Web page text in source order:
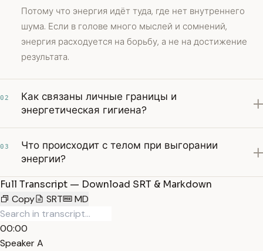
Потому что энергия идёт туда, где нет внутреннего
шума. Если в голове много мыслей и сомнений,
энергия расходуется на борьбу, а не на достижение
результата.
02
Как связаны личные границы и
энергетическая гигиена?
03
Что происходит с телом при выгорании
энергии?
Full Transcript — Download SRT & Markdown
Copy
SRT MD
00:00
Speaker A